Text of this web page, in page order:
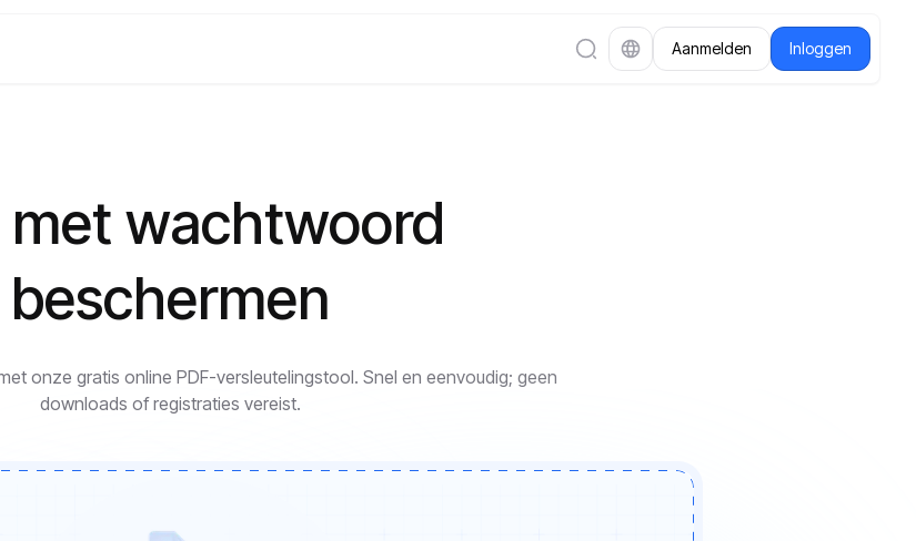
Aanmelden Inloggen
met wachtwoord
beschermen
onze gratis online PDF-versleutelingstool. Snel en eenvoudig; geen
downloads of registraties vereist.